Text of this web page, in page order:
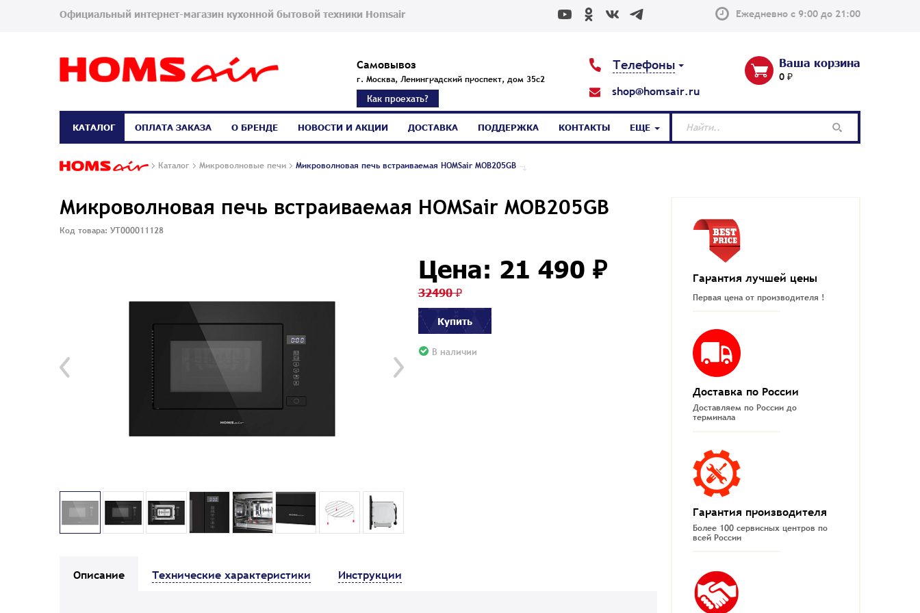
Официальный интернет-магазин кухонной бытовой техники Homsair Ежедневно с 9:00 до 21:00
Самовывоз
г. Москва, Ленинградский проспект, дом 35с2
Как проехать?
Телефоны
shop@homsair.ru
Ваша корзина
0 ₽
Каталог Микроволновые печи Микроволновая печь встраиваемая HOMSair MOB205GB
Микроволновая печь встраиваемая HOMSair MOB205GB
Код товара: УТ000011128
Цена: 21 490 ₽
32490 ₽
Купить
В наличии
Описание Технические характеристики Инструкции
Гарантия лучшей цены
Первая цена от производителя !
Доставка по России
Доставляем по России до
терминала
Гарантия производителя
Более 100 сервисных центров по
всей России
КАТАЛОГ ОПЛАТА ЗАКАЗА О БРЕНДЕ НОВОСТИ И АКЦИИ ДОСТАВКА ПОДДЕРЖКА КОНТАКТЫ ЕЩЕ